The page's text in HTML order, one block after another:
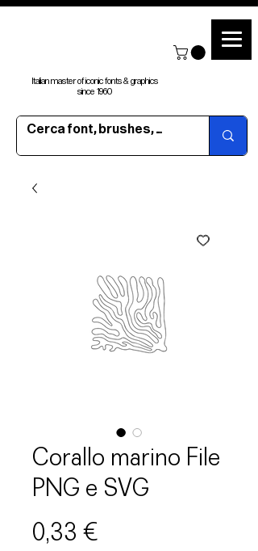
Italian master of iconic fonts & graphics
since 1960
Corallo marino File
PNG e SVG
0,33 €